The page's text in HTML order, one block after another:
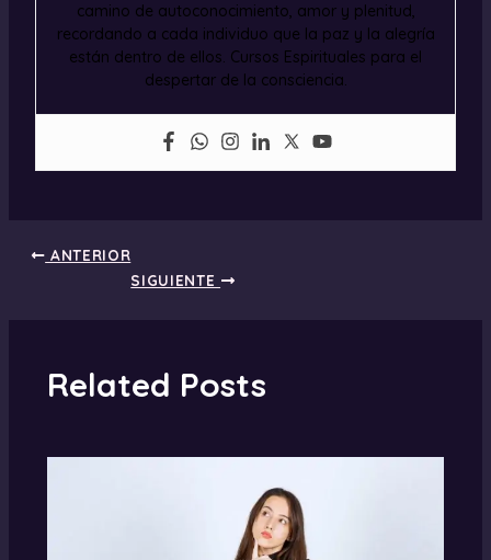
camino de autoconocimiento, amor y plenitud,
recordando a cada individuo que la paz y la alegría
están dentro de ellos. Cursos Espirituales para el
despertar de la consciencia.
ANTERIOR
SIGUIENTE
Related Posts